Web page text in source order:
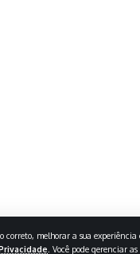
correto, melhorar a sua
. Você pode gerenciar